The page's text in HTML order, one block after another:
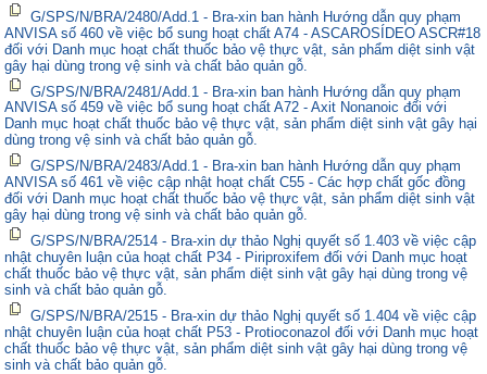
G/SPS/N/BRA/2480/Add.1 - Bra-xin ban hành Hướng dẫn quy phạm
ANVISA số 460 về việc bổ sung hoạt chất A74 - ASCAROSÍDEO ASCR#18
đối với Danh mục hoạt chất thuốc bảo vệ thực vật, sản phẩm diệt sinh vật
gây hại dùng trong vệ sinh và chất bảo quản gỗ.
G/SPS/N/BRA/2481/Add.1 - Bra-xin ban hành Hướng dẫn quy phạm
ANVISA số 459 về việc bổ sung hoạt chất A72 - Axit Nonanoic đối với
Danh mục hoạt chất thuốc bảo vệ thực vật, sản phẩm diệt sinh vật gây hại
dùng trong vệ sinh và chất bảo quản gỗ.
G/SPS/N/BRA/2483/Add.1 - Bra-xin ban hành Hướng dẫn quy phạm
ANVISA số 461 về việc cập nhật hoạt chất C55 - Các hợp chất gốc đồng
đối với Danh mục hoạt chất thuốc bảo vệ thực vật, sản phẩm diệt sinh vật
gây hại dùng trong vệ sinh và chất bảo quản gỗ.
G/SPS/N/BRA/2514 - Bra-xin dự thảo Nghị quyết số 1.403 về việc cập
nhật chuyên luận của hoạt chất P34 - Piriproxifem đối với Danh mục hoạt
chất thuốc bảo vệ thực vật, sản phẩm diệt sinh vật gây hại dùng trong vệ
sinh và chất bảo quản gỗ.
G/SPS/N/BRA/2515 - Bra-xin dự thảo Nghị quyết số 1.404 về việc cập
nhật chuyên luận của hoạt chất P53 - Protioconazol đối với Danh mục hoạt
chất thuốc bảo vệ thực vật, sản phẩm diệt sinh vật gây hại dùng trong vệ
sinh và chất bảo quản gỗ.